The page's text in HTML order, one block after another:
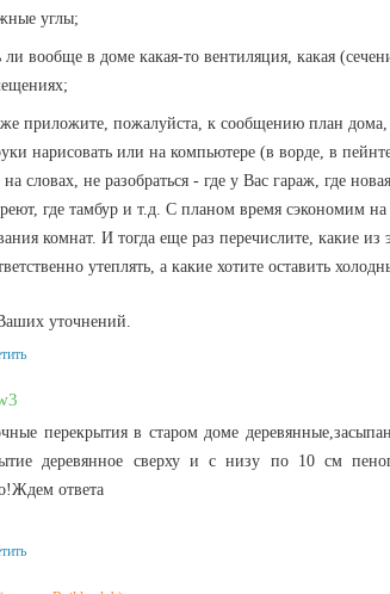
углы;
ли вообще в доме какая-то вентиляция, какая
же приложите, пожалуйста, к сообщению план
нарисовать или на компьютере (в ворде, в
на словах, не разобраться - где у Вас гараж, где
где тамбур и т.д. С планом время сэкономим
комнат. И тогда еще раз перечислите, какие из
утеплять, а какие хотите оставить
уточнений.
перекрытия в старом доме
деревянное сверху и с низу по 10 см
ответа